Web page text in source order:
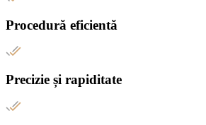
Procedură eficientă
Precizie și rapiditate